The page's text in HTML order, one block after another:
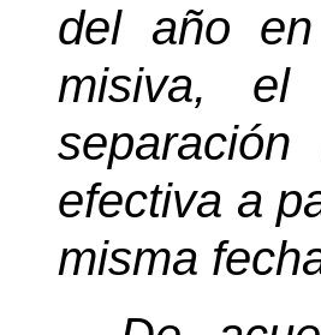
del año
misiva, el
efectiva a
misma